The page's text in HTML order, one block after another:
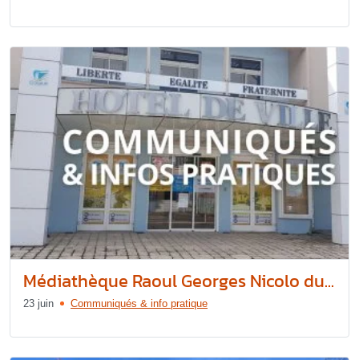
Médiathèque Raoul Georges Nicolo du...
23 juin Communiqués & info pratique